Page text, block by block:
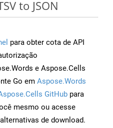
to JSON
para obter cota de API
e Aspose.Cells
Go em Aspose.Words
GitHub para
mesmo ou acesse
de download.